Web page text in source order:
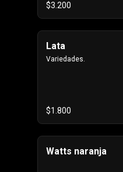
$3.200
Lata
Variedades.
$1.800
Watts naranja